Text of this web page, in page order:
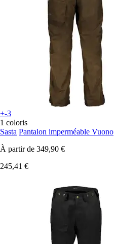
+-3
1 coloris
Sasta Pantalon imperméable Vuono
À partir de 349,90 €
245,41 €